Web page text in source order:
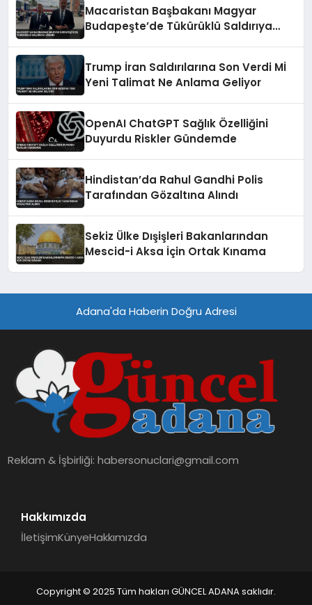
Macaristan Başbakanı Magyar
Budapeşte’de Tükürüklü Saldırıya
Trump İran Saldırılarına Son Verdi Mİ
Yeni Talimat Ne Anlama Geliyor
OpenAI ChatGPT Sağlık Özelliğini
Duyurdu Riskler Gündemde
Hindistan’da Rahul Gandhi Polis
Tarafından Gözaltına Alındı
Sekiz Ülke Dışişleri Bakanlarından
Mescid-i Aksa İçin Ortak Kınama
Adana'da Haberin Doğru Adresi
Reklam & İşbirliği:habersonuclari@gmail.com
Hakkımızda
İletişimKünyeHakkımızda
Copyright © 2025 Tüm hakları GÜNCEL ADANA saklıdır.